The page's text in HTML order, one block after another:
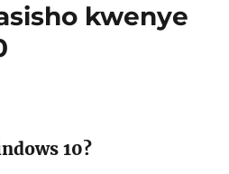
kwenye
10?